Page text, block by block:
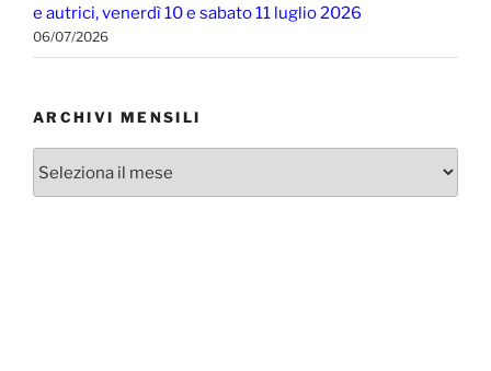
e autrici, venerdì 10 e sabato 11 luglio 2026
06/07/2026
ARCHIVI MENSILI